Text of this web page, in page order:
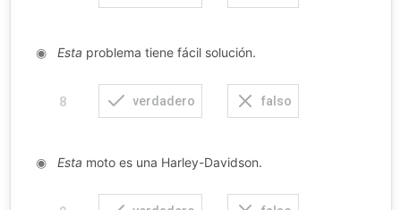
◉ Esta problema tiene fácil solución.
8 verdadero falso
◉ Esta moto es una Harley-Davidson.